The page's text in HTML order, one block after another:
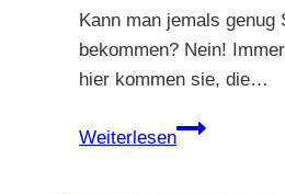
Kann man jemals genug
bekommen? Nein!
hier kommen sie, die…
Weiterlesen
27